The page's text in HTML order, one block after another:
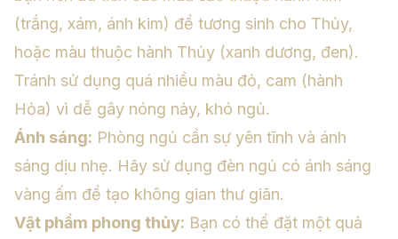
(trắng, xám, ánh kim) để tương sinh cho Thủy,
hoặc màu thuộc hành Thủy (xanh dương, đen).
Tránh sử dụng quá nhiều màu đỏ, cam (hành
Hỏa) vì dễ gây nóng nảy, khó ngủ.
Ánh sáng: Phòng ngủ cần sự yên tĩnh và ánh
sáng dịu nhẹ. Hãy sử dụng đèn ngủ có ánh sáng
vàng ấm để tạo không gian thư giãn.
Vật phẩm phong thủy: Bạn có thể đặt một quả